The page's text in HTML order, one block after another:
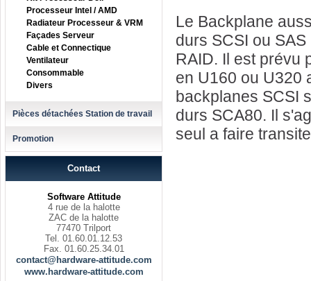
Processeur Intel / AMD
Radiateur Processeur & VRM
Façades Serveur
Cable et Connectique
Ventilateur
Consommable
Divers
Pièces détachées Station de travail
Promotion
Contact
Software Attitude
4 rue de la halotte
ZAC de la halotte
77470 Trilport
Tel. 01.60.01.12.53
Fax. 01.60.25.34.01
contact@hardware-attitude.com
www.hardware-attitude.com
Le Backplane
durs SCSI ou
RAID. Il est prévu
en U160 ou U320
backplanes SCSI
durs SCA80. Il
seul a faire